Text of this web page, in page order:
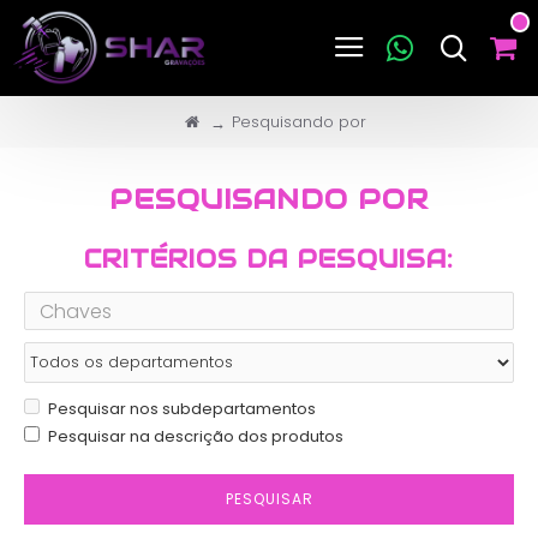
Pesquisando por
PESQUISANDO POR
CRITÉRIOS DA PESQUISA:
Pesquisar nos subdepartamentos
Pesquisar na descrição dos produtos
PESQUISAR